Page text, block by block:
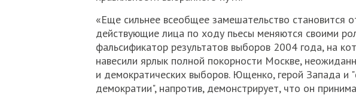
«Еще сильнее всеобщее замешательство становится
действующие лица по ходу пьесы меняются своими
фальсификатор результатов выборов 2004 года, на
навесили ярлык полной покорности Москве,
и демократических выборов. Ющенко, герой Запада и
демократии", напротив, демонстрирует, что он